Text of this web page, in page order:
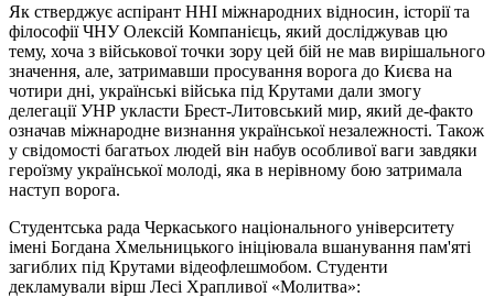
Як стверджує аспірант ННІ міжнародних відносин, історії та
філософії ЧНУ Олексій Компанієць, який досліджував цю
тему, хоча з військової точки зору цей бій не мав вирішального
значення, але, затримавши просування ворога до Києва на
чотири дні, українські війська під Крутами дали змогу
делегації УНР укласти Брест-Литовський мир, який де-факто
означав міжнародне визнання української незалежності. Також
у свідомості багатьох людей він набув особливої ваги завдяки
героїзму української молоді, яка в нерівному бою затримала
наступ ворога.
Студентська рада Черкаського національного університету
імені Богдана Хмельницького ініціювала вшанування пам'яті
загиблих під Крутами відеофлешмобом. Студенти
декламували вірш Лесі Храпливої «Молитва»: